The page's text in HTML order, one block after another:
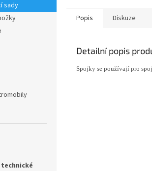
sady
Popis Diskuze
Detailní popis
Spojky se používají pro